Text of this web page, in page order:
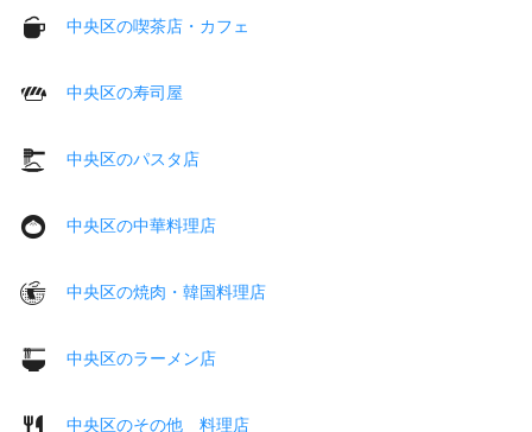
中央区の喫茶店・カフェ
中央区の寿司屋
中央区のパスタ店
中央区の中華料理店
中央区の焼肉・韓国料理店
中央区のラーメン店
中央区のその他 料理店